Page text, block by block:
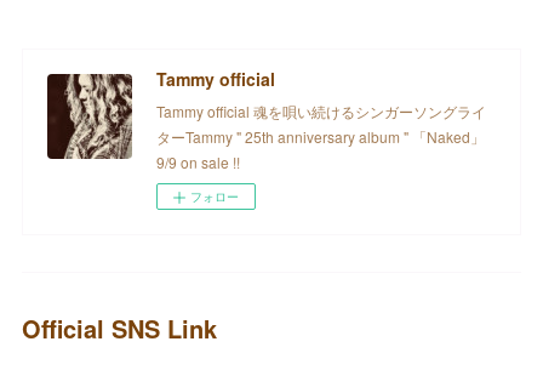
Tammy official
Tammy official 魂を唄い続けるシンガーソングライ
ターTammy " 25th anniversary album " 「Naked」
9/9 on sale !!
フォロー
Official SNS Link